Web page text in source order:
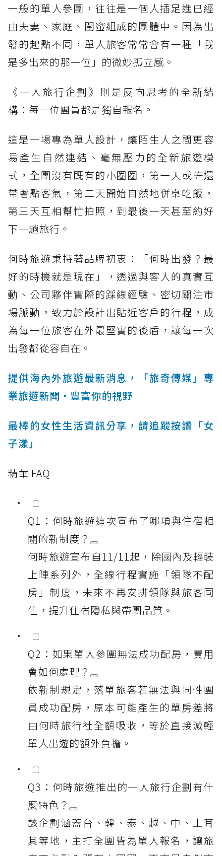
一般的單人參團，往往是一個人插足進已經
由夫妻、家庭、閨蜜組成的團體中。因為出
發的起點不同，單人旅客常常會有一種「我
是多出來的那一位」的微妙孤立感。
《一人旅行企劃》則是反向思考的全新結
構：每一位團員都是獨自報名。
這是一場專為單人設計，讓陌生人之間更容
易產生自然連結、毫無壓力的全新旅遊模
式，全團沒有既有的小圈圈，第一天或許還
帶著點客氣，第二天開始自然地併桌吃飯，
第三天互相幫忙拍照，到最後一天甚至約好
下一趟旅行。
何時旅遊秉持著品牌初衷：「何時出發？最
好的時機就是現在」，透過與客人的真實互
動、公司夥伴實際的踩線經驗、密切關注市
場脈動，致力於設計出貼近客戶的行程，成
為每一位旅客在外最堅實的後盾，讓每一次
出發都從容自在。
提供海內外旅遊最新消息，「旅奇傳媒」專
業旅遊新聞‧豐富你的視野
最棒的女性生活資訊分享，請追蹤按讚「女
子漾」
精華 FAQ
Q1：何時旅遊這次宣布了哪項與住宿相
關的新制度？
何時旅遊宣布自11/11起，除國內及輕裝
上陣系列外，全線行程實施「領隊不配
房」制度，未來不再安排領隊與旅客同
住，提升住宿隱私與帶團品質。
Q2：如果單人參團無法成功配房，費用
會如何處理？
依新制規定，落單旅客若無法與同性團
員成功配房，原本可能產生的單房差將
由何時旅行社全額吸收，等於直接減輕
單人出遊的額外負擔。
Q3：何時旅遊推出的一人旅行企劃有什
麼特色？
該企劃涵蓋台、韓、泰、越、中、土耳
其等地，主打全團皆為單人報名，讓旅